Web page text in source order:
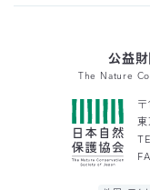
公益
The Nature
東